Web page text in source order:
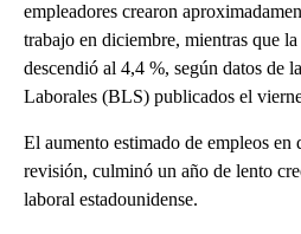
empleadores crearon
trabajo en diciembre, mientras que la
descendió al 4,4 %, según datos de
Laborales (BLS) publicados el
El aumento estimado de empleos en
revisión, culminó un año de lento
laboral estadounidense.